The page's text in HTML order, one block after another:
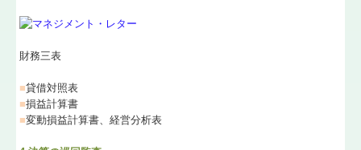
財務三表
■貸借対照表
■損益計算書
■変動損益計算書、経営分析表